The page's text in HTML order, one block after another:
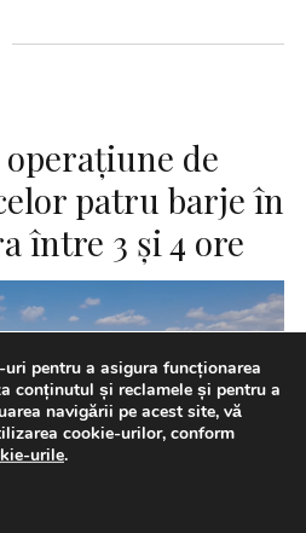
operaţiune de
patru barje în
între 3 şi 4 ore
pentru a asigura funcționarea
conținutul și reclamele și pentru a
navigării pe acest site, vă
cookie-urilor, conform
urile.